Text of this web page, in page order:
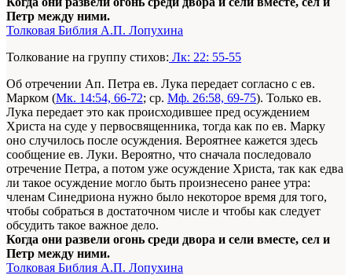
Петр между ними.
Толковая Библия А.П. Лопухина
Толкование на группу стихов: Лк: 22: 55-55
Об отречении Ап. Петра ев. Лука передает согласно с ев.
Марком (Мк. 14:54, 66-72; ср. Мф. 26:58, 69-75). Только ев.
Лука передает это как происходившее пред осуждением
Христа на суде у первосвященника, тогда как по ев. Марку
оно случилось после осуждения. Вероятнее кажется здесь
сообщение ев. Луки. Вероятно, что сначала последовало
отречение Петра, а потом уже осуждение Христа, так как едва
ли такое осуждение могло быть произнесено ранее утра:
членам Синедриона нужно было некоторое время для того,
чтобы собраться в достаточном числе и чтобы как следует
обсудить такое важное дело.
Когда они развели огонь среди двора и сели вместе, сел и
Петр между ними.
Толковая Библия А.П. Лопухина